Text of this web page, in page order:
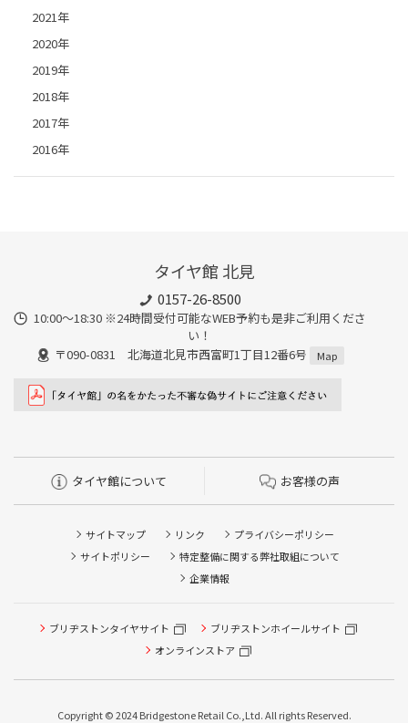
2021年
2020年
2019年
2018年
2017年
2016年
タイヤ館 北見
0157-26-8500
10:00～18:30 ※24時間受付可能なWEB予約も是非ご利用くださ
い！
〒090-0831 北海道北見市西富町1丁目12番6号
Map
タイヤ館について お客様の声
サイトマップ リンク
プライバシーポリシー
サイトポリシー
特定整備に関する弊社取組について
企業情報
ブリヂストンタイヤサイト
ブリヂストンホイールサイト
オンラインストア
Copyright © 2024 Bridgestone Retail Co.,Ltd. All rights Reserved.
タイヤ点検・安全点検/タイヤ履き替え/オイル交換/その他
ピット作業の予約
本日のタイヤ履き替え順番待ち予約 ※クローク契約会員の